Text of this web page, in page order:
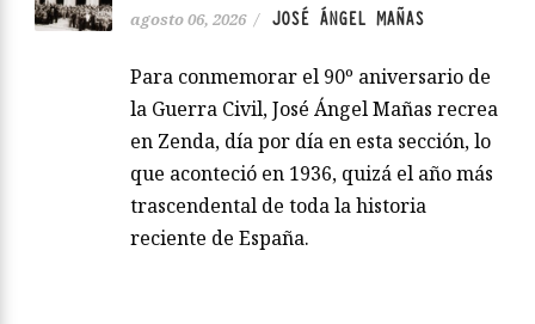
agosto 06, 2026 / JOSÉ ÁNGEL MAÑAS
Para conmemorar el 90º aniversario de
la Guerra Civil, José Ángel Mañas recrea
en Zenda, día por día en esta sección, lo
que aconteció en 1936, quizá el año más
trascendental de toda la historia
reciente de España.